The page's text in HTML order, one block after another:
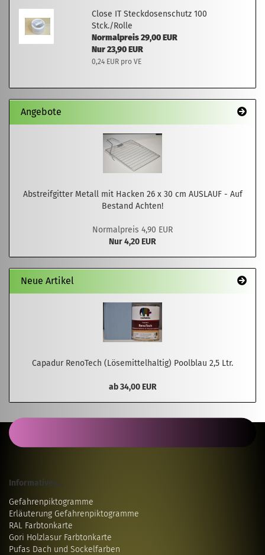
Close IT Steckdosenschutz 100
Stck./Rolle
Normalpreis 29,00 EUR
Nur 23,90 EUR
0,24 EUR pro VE
Angebote
Abstreifgitter Metall mit Hacken 26 x 30 cm AUSLAUF - Auf
Bestand Achten!
Normalpreis 4,90 EUR
Nur 4,20 EUR
Neue Artikel
Capadur RenoTech (Lösemittelhaltig) Poolblau 2,5 Ltr.
ab 34,00 EUR
Informatives...
Gefahrenpiktogramme
Erläuterung Gefahrenpiktogramme
RAL Farbtonkarte
Gori Holzlasur Farbtonkarte
Pufas Dach und Sockelfarben